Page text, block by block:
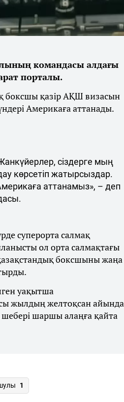
командасы алдағы
порталы.
боксшы қазір АҚШ визасын
Америкаға аттанады.
сіздерге мың
көрсетіп жатырсыздар.
аттанамыз», – деп
суперорта салмақ
ол орта салмақтағы
боксшыны жаңа
уақытша
жылдың желтоқсан айында
шаршы алаңға қайта
1